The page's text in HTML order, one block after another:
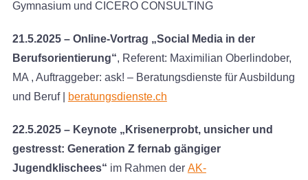
Gymnasium und CICERO CONSULTING
21.5.2025 – Online-Vortrag „Social Media in der
Berufsorientierung“, Referent: Maximilian Oberlindober,
MA , Auftraggeber: ask! – Beratungsdienste für Ausbildung
und Beruf |
beratungsdienste.ch
22.5.2025 – Keynote „Krisenerprobt, unsicher und
gestresst: Generation Z fernab gängiger
Jugendklischees“ im Rahmen der AK-